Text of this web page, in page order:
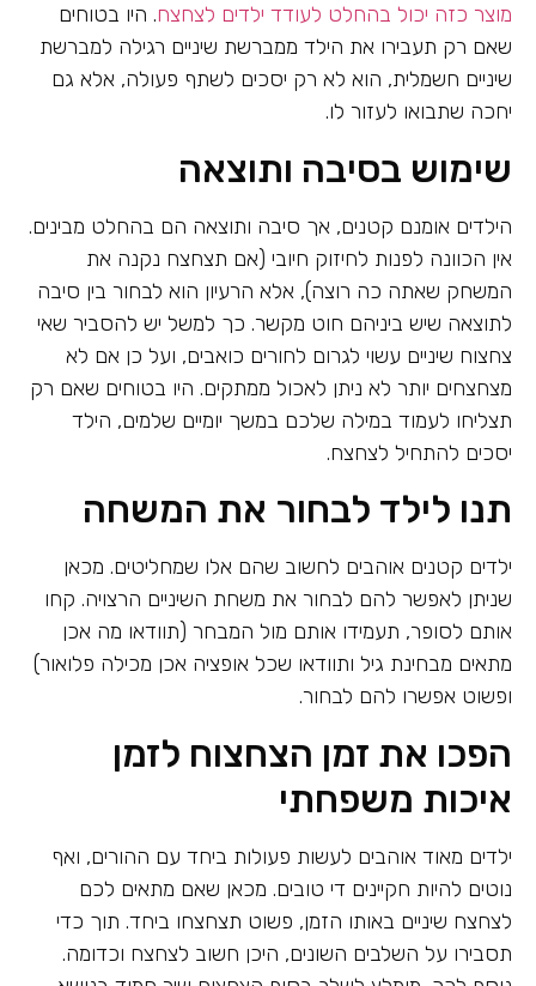
מוצר כזה יכול בהחלט לעודד ילדים לצחצח. היו בטוחים
שאם רק תעבירו את הילד ממברשת שיניים רגילה למברשת
שיניים חשמלית, הוא לא רק יסכים לשתף פעולה, אלא גם
יחכה שתבואו לעזור לו.
שימוש בסיבה ותוצאה
הילדים אומנם קטנים, אך סיבה ותוצאה הם בהחלט מבינים.
אין הכוונה לפנות לחיזוק חיובי (אם תצחצח נקנה את
המשחק שאתה כה רוצה), אלא הרעיון הוא לבחור בין סיבה
לתוצאה שיש ביניהם חוט מקשר. כך למשל יש להסביר שאי
צחצוח שיניים עשוי לגרום לחורים כואבים, ועל כן אם לא
מצחצחים יותר לא ניתן לאכול ממתקים. היו בטוחים שאם רק
תצליחו לעמוד במילה שלכם במשך יומיים שלמים, הילד
יסכים להתחיל לצחצח.
תנו לילד לבחור את המשחה
ילדים קטנים אוהבים לחשוב שהם אלו שמחליטים. מכאן
שניתן לאפשר להם לבחור את משחת השיניים הרצויה. קחו
אותם לסופר, תעמידו אותם מול המבחר (תוודאו מה אכן
מתאים מבחינת גיל ותוודאו שכל אופציה אכן מכילה פלואור)
ופשוט אפשרו להם לבחור.
הפכו את זמן הצחצוח לזמן
איכות משפחתי
ילדים מאוד אוהבים לעשות פעולות ביחד עם ההורים, ואף
נוטים להיות חקיינים די טובים. מכאן שאם מתאים לכם
לצחצח שיניים באותו הזמן, פשוט תצחצחו ביחד. תוך כדי
תסבירו על השלבים השונים, היכן חשוב לצחצח וכדומה.